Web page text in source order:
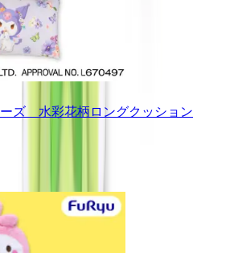
ズ 水彩花柄ロングクッション